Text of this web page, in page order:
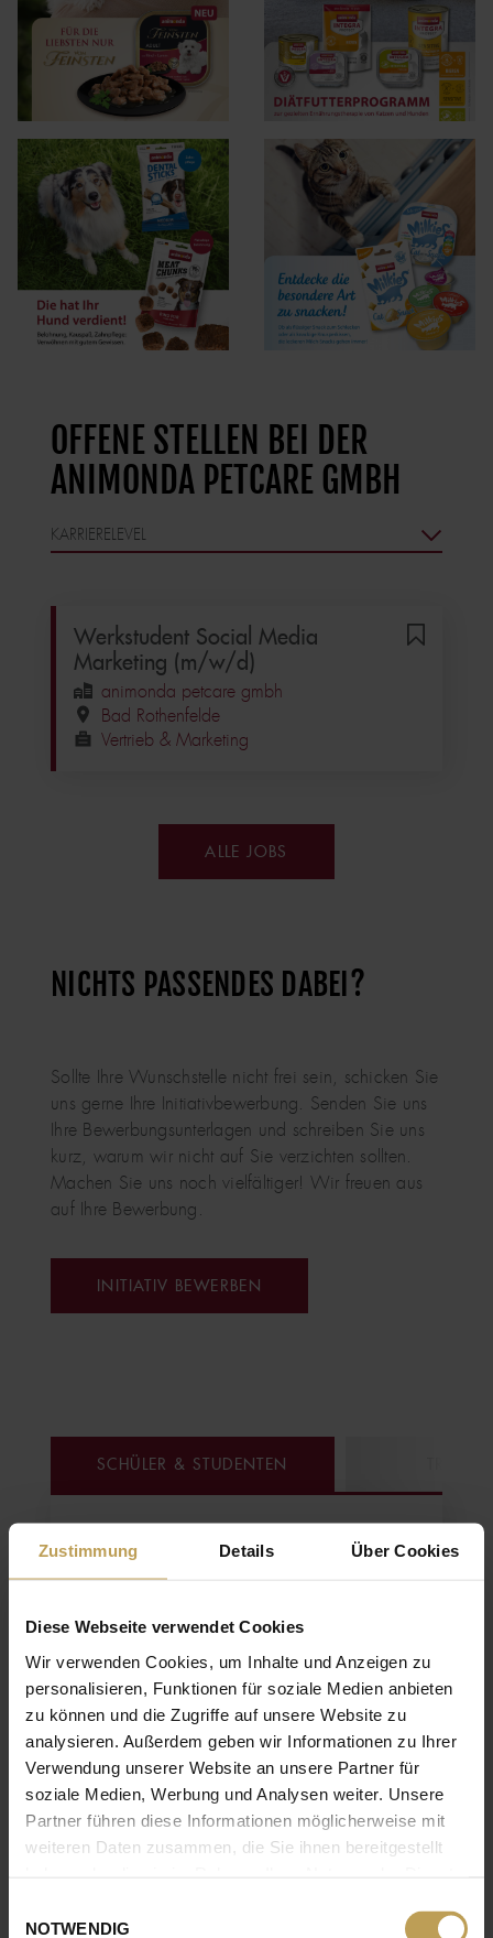
Zustimmung Details Über Cookies
Diese Webseite verwendet Cookies
Wir verwenden Cookies, um Inhalte und Anzeigen zu
personalisieren, Funktionen für soziale Medien anbieten
zu können und die Zugriffe auf unsere Website zu
analysieren. Außerdem geben wir Informationen zu Ihrer
Verwendung unserer Website an unsere Partner für
soziale Medien, Werbung und Analysen weiter. Unsere
Partner führen diese Informationen möglicherweise mit
weiteren Daten zusammen, die Sie ihnen bereitgestellt
NOTWENDIG
OFFENE STELLEN BEI DER
ANIMONDA PETCARE GMBH
Werkstudent Social Media
Marketing (m/w/d)
animonda petcare gmbh
Bad Rothenfelde
Vertrieb & Marketing
ALLE JOBS
NICHTS PASSENDES DABEI?
Sollte Ihre Wunschstelle nicht frei sein, schicken Sie
uns gerne Ihre Initiativbewerbung. Senden Sie uns
Ihre Bewerbungsunterlagen und schreiben Sie uns
kurz, warum wir nicht auf Sie verzichten sollten.
Machen Sie uns noch vielfältiger! Wir freuen aus
auf Ihre Bewerbung.
INITIATIV BEWERBEN
SCHÜLER & STUDENTEN
ANIMONDA PETCARE: FÜR
SCHÜLER UND STUDENTEN
Vom ersten Praktikum bis zur Abschlussarbeit –
nutze unsere zahlreichen Möglichkeiten für
deinen Karriereeinstieg und profitiere von
unserem professionellen Umfeld. Für eine
bessere Orientierung und individuelle
Weiterentwicklung.
ANIMONDA PETCARE: FÜR
TRAINEES
Mit unserem Traineeprogramm bekommst du
die Chance, nach erfolgreichem Abschluss
deines Studiums spannende Einblicke in die
Praxis zu erhalten. Du arbeitest aktiv in
Projekten mit und erhältst umfangreiche
Unterstützung bei deiner Entwicklung und
Karriereplanung.